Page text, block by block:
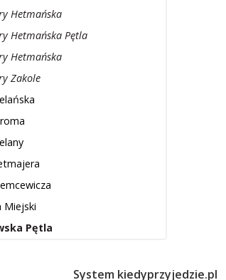
Hetmańska
Hetmańska Pętla
Hetmańska
Zakole
Miejski
Pętla
System kiedyprzyjedzie.pl